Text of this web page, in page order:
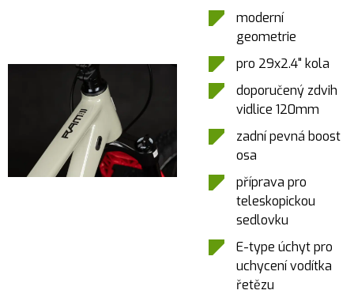
moderní
geometrie
pro 29x2.4" kola
doporučený zdvih
vidlice 120mm
zadní pevná boost
osa
příprava pro
teleskopickou
sedlovku
E-type úchyt pro
uchycení vodítka
řetězu